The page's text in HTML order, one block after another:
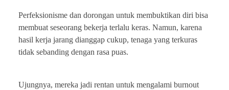
Perfeksionisme dan dorongan untuk membuktikan diri bisa
membuat seseorang bekerja terlalu keras. Namun, karena
hasil kerja jarang dianggap cukup, tenaga yang terkuras
tidak sebanding dengan rasa puas.
Ujungnya, mereka jadi rentan untuk mengalami burnout